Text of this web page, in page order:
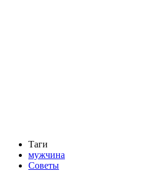
Таги
мужчина
Советы